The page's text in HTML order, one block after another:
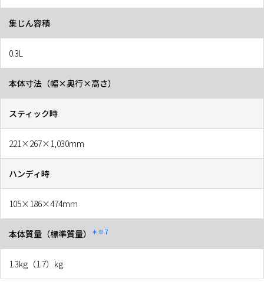
集じん容積
0.3L
本体寸法（幅×奥行×高さ）
スティック時
221×267×1,030mm
ハンディ時
105×186×474mm
本体質量（標準質量） ＊※7
1.3kg（1.7）kg